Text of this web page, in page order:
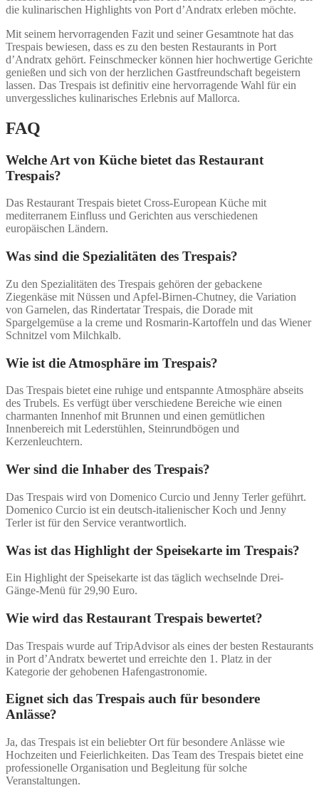
die kulinarischen Highlights von Port d’Andratx erleben möchte.
Mit seinem hervorragenden Fazit und seiner Gesamtnote hat das
Trespais bewiesen, dass es zu den besten Restaurants in Port
d’Andratx gehört. Feinschmecker können hier hochwertige Gerichte
genießen und sich von der herzlichen Gastfreundschaft begeistern
lassen. Das Trespais ist definitiv eine hervorragende Wahl für ein
unvergessliches kulinarisches Erlebnis auf Mallorca.
FAQ
Welche Art von Küche bietet das Restaurant
Trespais?
Das Restaurant Trespais bietet Cross-European Küche mit
mediterranem Einfluss und Gerichten aus verschiedenen
europäischen Ländern.
Was sind die Spezialitäten des Trespais?
Zu den Spezialitäten des Trespais gehören der gebackene
Ziegenkäse mit Nüssen und Apfel-Birnen-Chutney, die Variation
von Garnelen, das Rindertatar Trespais, die Dorade mit
Spargelgemüse a la creme und Rosmarin-Kartoffeln und das Wiener
Schnitzel vom Milchkalb.
Wie ist die Atmosphäre im Trespais?
Das Trespais bietet eine ruhige und entspannte Atmosphäre abseits
des Trubels. Es verfügt über verschiedene Bereiche wie einen
charmanten Innenhof mit Brunnen und einen gemütlichen
Innenbereich mit Lederstühlen, Steinrundbögen und
Kerzenleuchtern.
Wer sind die Inhaber des Trespais?
Das Trespais wird von Domenico Curcio und Jenny Terler geführt.
Domenico Curcio ist ein deutsch-italienischer Koch und Jenny
Terler ist für den Service verantwortlich.
Was ist das Highlight der Speisekarte im Trespais?
Ein Highlight der Speisekarte ist das täglich wechselnde Drei-
Gänge-Menü für 29,90 Euro.
Wie wird das Restaurant Trespais bewertet?
Das Trespais wurde auf TripAdvisor als eines der besten Restaurants
in Port d’Andratx bewertet und erreichte den 1. Platz in der
Kategorie der gehobenen Hafengastronomie.
Eignet sich das Trespais auch für besondere
Anlässe?
Ja, das Trespais ist ein beliebter Ort für besondere Anlässe wie
Hochzeiten und Feierlichkeiten. Das Team des Trespais bietet eine
professionelle Organisation und Begleitung für solche
Veranstaltungen.